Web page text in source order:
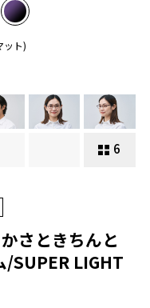
ット)
6
さときちんと
/SUPER LIGHT